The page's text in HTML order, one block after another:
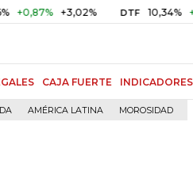
+3,02% DTF 10,34% +0,10%
CAJA FUERTE INDICADORES
AMÉRICA LATINA MOROSIDAD